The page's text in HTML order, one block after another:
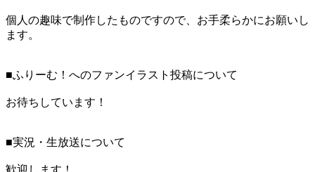
個人の趣味で制作したものですので、お手柔らかにお願いし
ます。
■ふりーむ！へのファンイラスト投稿について
お待ちしています！
■実況・生放送について
歓迎します！